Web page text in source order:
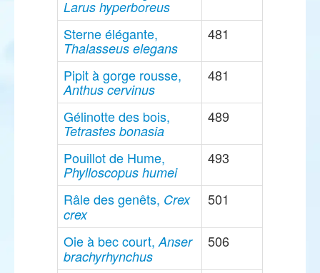
Larus hyperboreus
Sterne élégante,
Thalasseus elegans
481
Pipit à gorge rousse,
Anthus cervinus
481
Gélinotte des bois,
Tetrastes bonasia
489
Pouillot de Hume,
Phylloscopus humei
493
Râle des genêts, Crex
crex
501
Oie à bec court,Anser
brachyrhynchus
506